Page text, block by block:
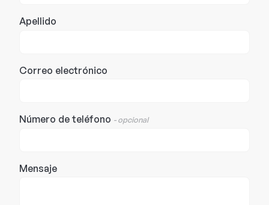
Apellido
Correo electrónico
Número de teléfono - opcional
Mensaje